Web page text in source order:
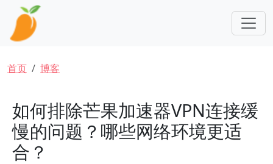
跳转到主要内容
面包屑
首页 博客
如何排除芒果加速器VPN连接缓
慢的问题？哪些网络环境更适
合？